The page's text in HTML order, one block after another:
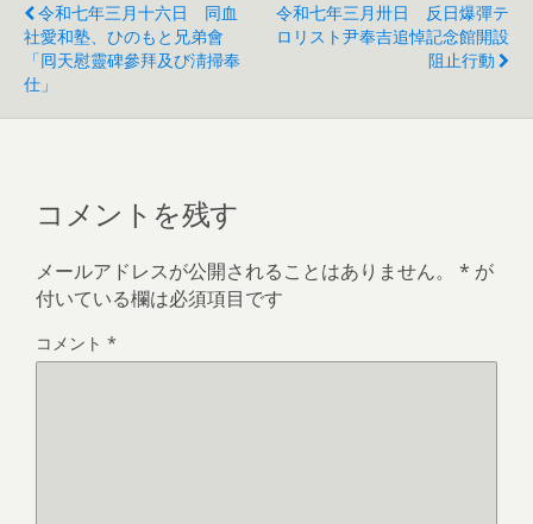
令和七年三月十六日 同血
社愛和塾、ひのもと兄弟會
「囘天慰靈碑參拜及び淸掃奉
仕」
令和七年三月卅日 反日爆彈テ
ロリスト尹奉吉追悼記念館開設
阻止行動
コメントを残す
メールアドレスが公開されることはありません。 * が
付いている欄は必須項目です
コメント *